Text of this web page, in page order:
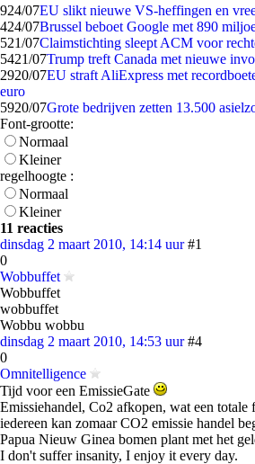
924/07EU slikt nieuwe VS-heffingen en
424/07Brussel beboet Google met 890
521/07Claimstichting sleept ACM voor
5421/07Trump treft Canada met nieuwe
2920/07EU straft AliExpress met
euro
5920/07Grote bedrijven zetten 13.500
Font-grootte:
Normaal
Kleiner
regelhoogte :
Normaal
Kleiner
11 reacties
dinsdag 2 maart 2010, 14:14 uur #1
0
Wobbuffet
Wobbuffet
wobbuffet
Wobbu wobbu
dinsdag 2 maart 2010, 14:53 uur #4
0
Omnitelligence
Tijd voor een EmissieGate
Emissiehandel, Co2 afkopen, wat een
iedereen kan zomaar CO2 emissie handel
Papua Nieuw Ginea bomen plant met het
I don't suffer insanity, I enjoy it every day.